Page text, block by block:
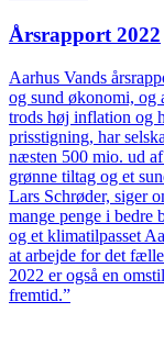
Årsrapport 2022
Aarhus Vands
og sund økonomi, og
trods høj inflation og
prisstigning, har
næsten 500 mio. ud
grønne tiltag og et
Lars Schrøder, siger
mange penge i bedre
og et klimatilpasset
at arbejde for det
2022 er også en
fremtid.”